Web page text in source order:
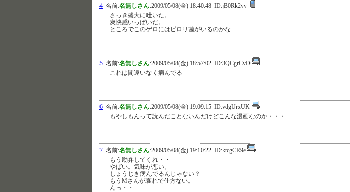
4 名前:名無しさん:2009/05/08(金) 18:40:48 ID:jB0Rk2yy
さっき盛大に吐いた。
爽快感いっぱいだ。
ところでこのゲロにはピロリ菌がいるのかな…
5 名前:名無しさん:2009/05/08(金) 18:57:02 ID:3QCgrCvD
これは間違いなく病んでる
6 名前:名無しさん:2009/05/08(金) 19:09:15 ID:vdgUrxUK
もやしもんって読んだことないんだけどこんな漫画なのか・・・
7 名前:名無しさん:2009/05/08(金) 19:10:22 ID:ktcgCR9e
もう勘弁してくれ・・
やばい。気味が悪い。
しょうじき病んでるんじゃない？
もうMさんが哀れで仕方ない。
んっ・・